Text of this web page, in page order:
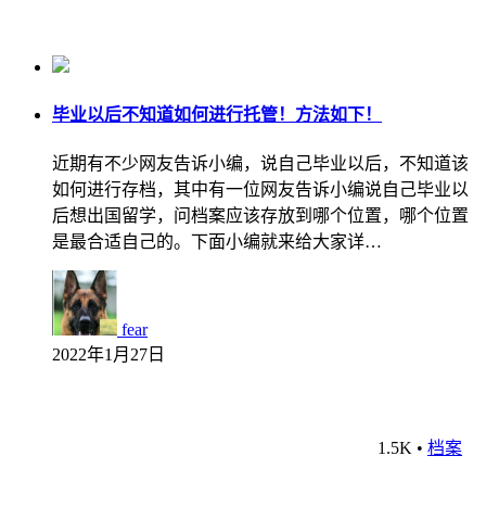
毕业以后不知道如何进行托管！方法如下！
近期有不少网友告诉小编，说自己毕业以后，不知道该
如何进行存档，其中有一位网友告诉小编说自己毕业以
后想出国留学，问档案应该存放到哪个位置，哪个位置
是最合适自己的。下面小编就来给大家详…
fear
2022年1月27日
1.5K • 档案